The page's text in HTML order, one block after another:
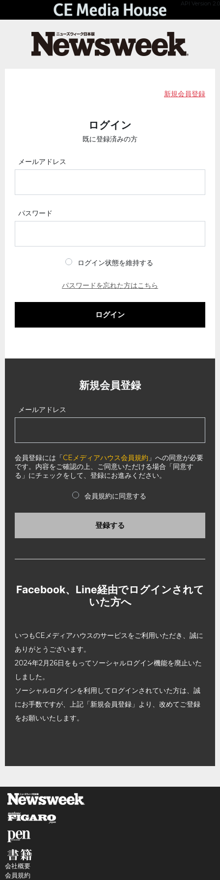
API Version 2.0
新規会員登録
ログイン
既に登録済みの方
メールアドレス
パスワード
ログイン状態を維持する
パスワードを忘れた方はこちら
ログイン
新規会員登録
メールアドレス
会員登録には「CEメディアハウス会員規約 」への同意が必要
です。内容をご確認の上、ご同意いただける場合「同意す
る」にチェックをして、登録にお進みください。
会員規約に同意する
登録する
Facebook、Line経由でログインされて
いた方へ
いつもCEメディアハウスのサービスをご利用いただき、誠に
ありがとうございます。
2024年2月26日をもってソーシャルログイン機能を廃止いた
しました。
ソーシャルログインを利用してログインされていた方は、誠
にお手数ですが、上記「新規会員登録」より、改めてご登録
をお願いいたします。
会社概要
会員規約